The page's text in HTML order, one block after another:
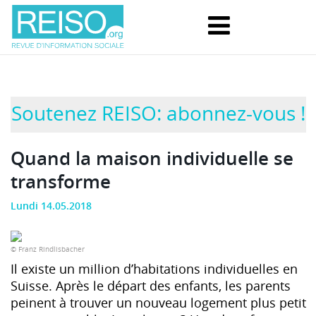
Soutenez REISO: abonnez-vous !
Quand la maison individuelle se
transforme
Lundi 14.05.2018
© Franz Rindlisbacher
Il existe un million d’habitations individuelles en
Suisse. Après le départ des enfants, les parents
peinent à trouver un nouveau logement plus petit